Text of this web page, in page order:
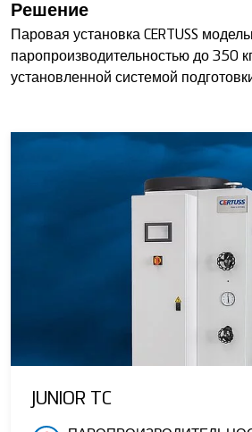
Решение
Паровая установка CERTUSS
паропроизводительностью до 350
установленной системой
JUNIOR TC